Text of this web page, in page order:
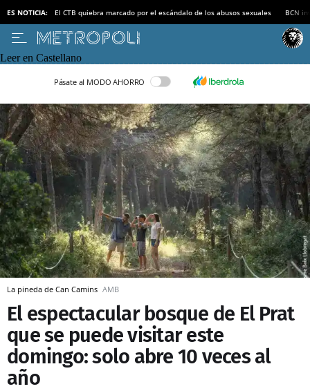
ES NOTICIA: El CTB quiebra marcado por el escándalo de los abusos sexuales BCN
Leer en Castellano
Pásate al MODO AHORRO
La pineda de Can Camins AMB
El espectacular bosque de El Prat
que se puede visitar este
domingo: solo abre 10 veces al
año